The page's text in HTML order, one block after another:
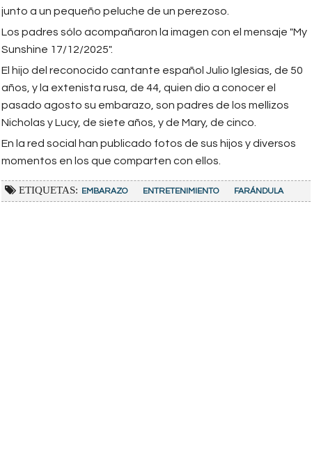
junto a un pequeño peluche de un perezoso.
Los padres sólo acompañaron la imagen con el mensaje "My
Sunshine 17/12/2025".
El hijo del reconocido cantante español Julio Iglesias, de 50
años, y la extenista rusa, de 44, quien dio a conocer el
pasado agosto su embarazo, son padres de los mellizos
Nicholas y Lucy, de siete años, y de Mary, de cinco.
En la red social han publicado fotos de sus hijos y diversos
momentos en los que comparten con ellos.
ETIQUETAS: EMBARAZO ENTRETENIMIENTO FARÁNDULA